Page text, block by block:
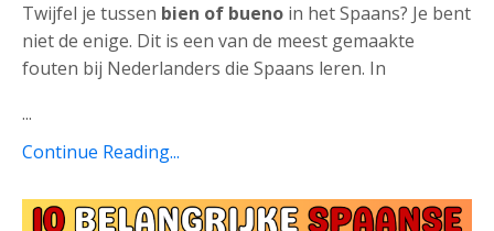
Twijfel je tussen bien of bueno in het Spaans? Je bent
niet de enige. Dit is een van de meest gemaakte
fouten bij Nederlanders die Spaans leren. In
...
Continue Reading...